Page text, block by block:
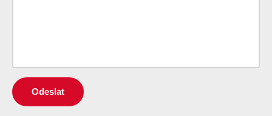
Odeslat